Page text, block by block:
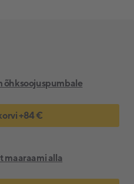
õhksoojuspumbale
+84 €
maaraami alla